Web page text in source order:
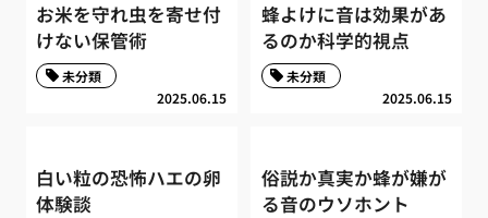
お米を守れ虫を寄せ付
けない保管術
2025.06.15
未分類
蜂よけに音は効果があ
るのか科学的視点
2025.06.15
未分類
白い粒の恐怖ハエの卵
体験談
俗説か真実か蜂が嫌が
る音のウソホント